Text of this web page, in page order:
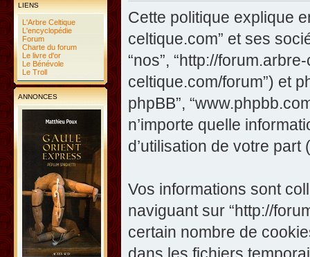
LIENS
L'Arbre Celtique
L'encyclopédie
Forum
Charte du forum
Le livre d'or
Le Bénévole
Le Troll
ANNONCES
Cette politique explique
celtique.com” et ses
“nos”, “http://
celtique.com/forum”) et
phpBB”,
n’importe quelle
d’utilisation de votre part
Vos informations sont
naviguant sur “http://
certain nombre de
dans les fichiers